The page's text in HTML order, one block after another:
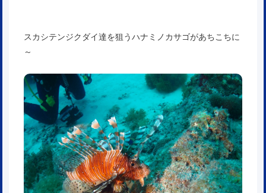
スカシテンジクダイ達を狙うハナミノカサゴがあちこちに
～